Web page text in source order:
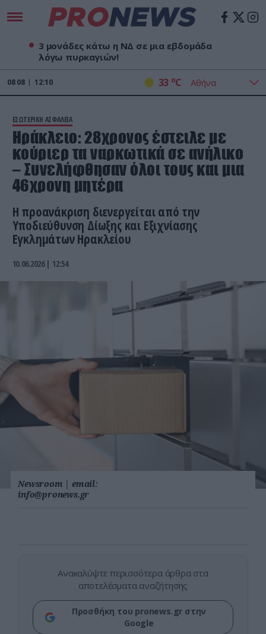
3 μονάδες κάτω η ΝΔ σε μια εβδομάδα
λόγω πυρκαγιών!
08 08 12:10 33 oC
ΕΣΩΤΕΡΙΚΗ ΑΣΦΑΛΕΙΑ
Ηράκλειο: 28χρονος έστειλε με
κούριερ τα ναρκωτικά σε ανήλικο
– Συνελήφθησαν όλοι τους και μια
46χρονη μητέρα
Η προανάκριση διενεργείται από την
Υποδιεύθυνση Δίωξης και Εξιχνίασης
Εγκλημάτων Ηρακλείου
10.06.2026 | 12:54
Newsroom | email:
info@pronews.gr
Ανακαλύψτε περισσότερα άρθρα στα
αποτελέσματα αναζήτησης
Προσθήκη του pronews.gr στην
Google